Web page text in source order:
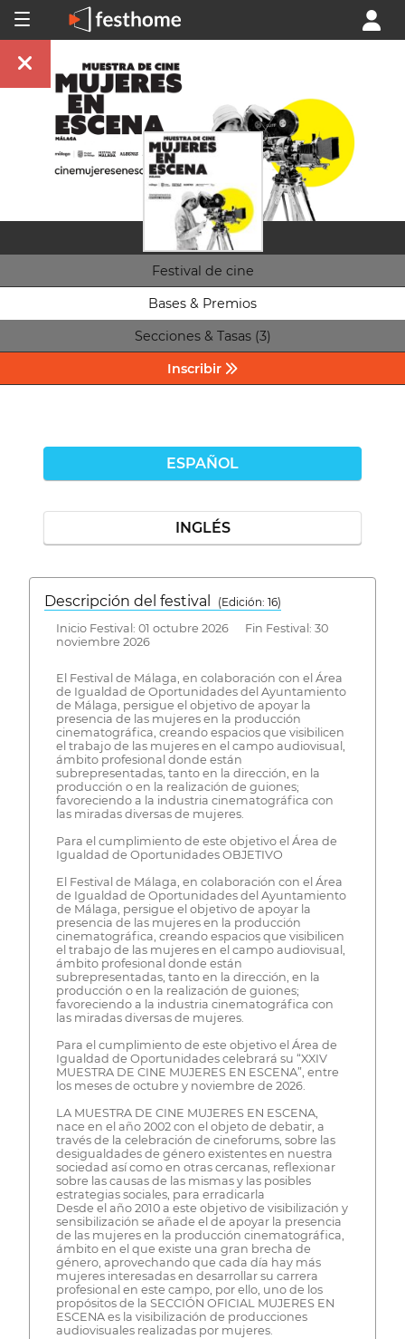
Festival de cine
Bases & Premios
Secciones & Tasas (3)
Inscribir
ESPAÑOL
INGLÉS
Descripción del festival
( Edición: 16)
Inicio Festival: 01 octubre 2026 Fin Festival: 30
noviembre 2026
El Festival de Málaga, en colaboración con el Área
de Igualdad de Oportunidades del Ayuntamiento
de Málaga, persigue el objetivo de apoyar la
presencia de las mujeres en la producción
cinematográfica, creando espacios que visibilicen
el trabajo de las mujeres en el campo audiovisual,
ámbito profesional donde están
subrepresentadas, tanto en la dirección, en la
producción o en la realización de guiones;
favoreciendo a la industria cinematográfica con
las miradas diversas de mujeres.
Para el cumplimiento de este objetivo el Área de
Igualdad de Oportunidades OBJETIVO
El Festival de Málaga, en colaboración con el Área
de Igualdad de Oportunidades del Ayuntamiento
de Málaga, persigue el objetivo de apoyar la
presencia de las mujeres en la producción
cinematográfica, creando espacios que visibilicen
el trabajo de las mujeres en el campo audiovisual,
ámbito profesional donde están
subrepresentadas, tanto en la dirección, en la
producción o en la realización de guiones;
favoreciendo a la industria cinematográfica con
las miradas diversas de mujeres.
Para el cumplimiento de este objetivo el Área de
Igualdad de Oportunidades celebrará su “XXIV
MUESTRA DE CINE MUJERES EN ESCENA”, entre
los meses de octubre y noviembre de 2026.
LA MUESTRA DE CINE MUJERES EN ESCENA,
nace en el año 2002 con el objeto de debatir, a
través de la celebración de cineforums, sobre las
desigualdades de género existentes en nuestra
sociedad así como en otras cercanas, reflexionar
sobre las causas de las mismas y las posibles
estrategias sociales, para erradicarla
Desde el año 2010 a este objetivo de visibilización y
sensibilización se añade el de apoyar la presencia
de las mujeres en la producción cinematográfica,
ámbito en el que existe una gran brecha de
género, aprovechando que cada día hay más
mujeres interesadas en desarrollar su carrera
profesional en este campo, por ello, uno de los
propósitos de la SECCIÓN OFICIAL MUJERES EN
ESCENA es la visibilización de producciones
audiovisuales realizadas por mujeres.